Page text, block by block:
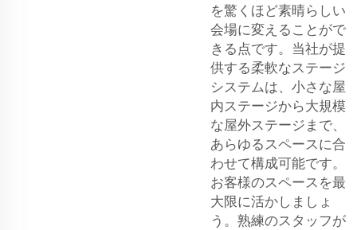
を驚くほど素晴らしい
会場に変えることがで
きる点です。当社が提
供する柔軟なステージ
システムは、小さな屋
内ステージから大規模
な屋外ステージまで、
あらゆるスペースに合
わせて構成可能です。
お客様のスペースを最
大限に活かしましょ
う。熟練のスタッフが